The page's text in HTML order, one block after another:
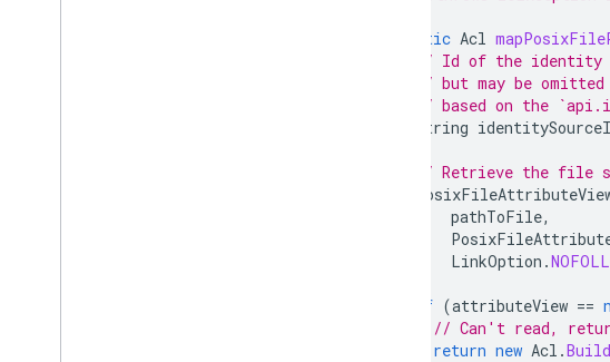
static Acl
// Id of the identity
// but may be
// based on the
String
// Retrieve the file
pathToFile,
LinkOption .
if (attributeView ==
// Can't read,
return new Acl .